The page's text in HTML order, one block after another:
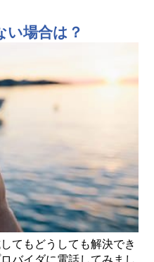
い場合は？
てもどうしても解決でき
バイダに電話してみまし